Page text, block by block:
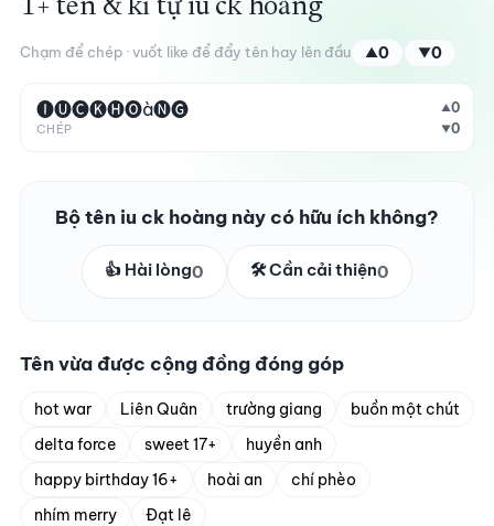
1+ tên & kí tự iu ck hoàng
Chạm để chép · vuốt like để đẩy tên hay lên đầu ▲0 ▼0
🅘🅤🅒🅚🅗🅞à🅝🅖
CHÉP
▲0
▼0
Bộ tên iu ck hoàng này có hữu ích không?
👍 Hài lòng0 🛠️ Cần cải thiện0
Tên vừa được cộng đồng đóng góp
hot war Liên Quân trường giang
buồn một chút
delta force
sweet 17+
huyền anh
happy birthday 16+
hoài an
chí phèo
nhím merry
Đạt lê